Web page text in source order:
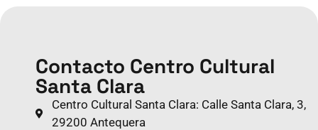
Contacto Centro Cultural
Santa Clara
Centro Cultural Santa Clara: Calle Santa Clara, 3,
29200 Antequera